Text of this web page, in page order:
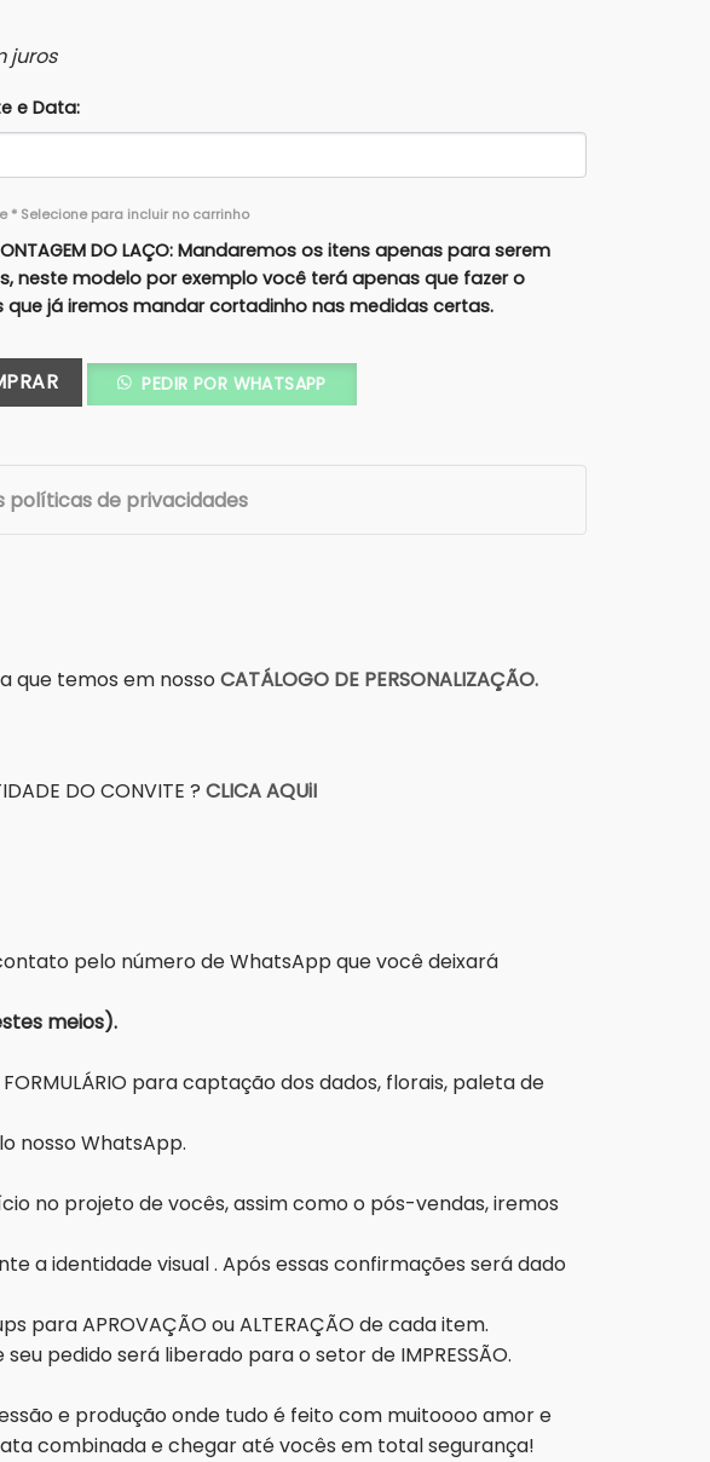
juros
e Data:
* Selecione para incluir no carrinho
DO LAÇO: Mandaremos os itens apenas para serem
neste modelo por exemplo você terá apenas que fazer o
já iremos mandar cortadinho nas medidas certas.
- Fita Artesanal - COD. 208-A quantidade
PEDIR POR WHATSAPP
políticas de privacidades
que temos em nossoCATÁLOGO DE PERSONALIZAÇÃO.
DO CONVITE ? CLICA AQUiI
pelo número de WhatsApp que você deixará
êxito ao te chamar por estes meios).
para captação dos dados, florais, paleta de
nosso WhatsApp.
no projeto de vocês, assim como o pós-vendas, iremos
a identidade visual . Após essas confirmações será dado
APROVAÇÃO ou ALTERAÇÃO de cada item.
pedido será liberado para o setor de IMPRESSÃO.
e produção onde tudo é feito com muitoooo amor e
combinada e chegar até vocês em total segurança!